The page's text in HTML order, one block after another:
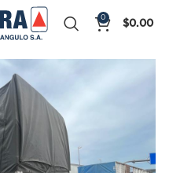
0
$0.00